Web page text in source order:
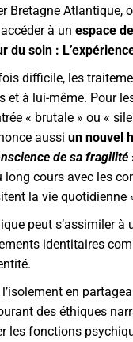
Bretagne
à un espace
du soin :
difficile, les
et à lui-même. Pour
« brutale » ou «
aussi un nouvel
de sa fragilité
cours avec les
la vie quotidienne
peut s’assimiler à
identitaires
l’isolement en
des éthiques
les fonctions